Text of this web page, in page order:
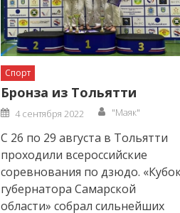
Спорт
Бронза из Тольятти
Posted
on
4 сентября 2022 Author
"Маяк"
С 26 по 29 августа в Тольятти
проходили всероссийские
соревнования по дзюдо.
губернатора Самарской
области» собрал сильнейших